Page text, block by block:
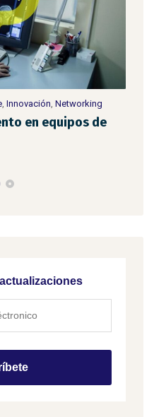
, Innovación Networking
en equipos de